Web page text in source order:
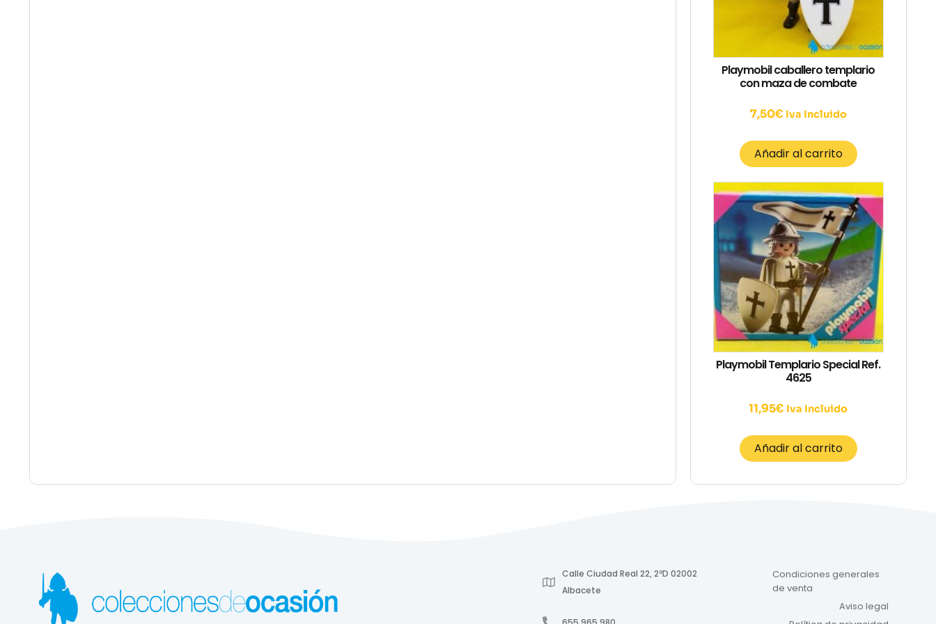
Playmobil caballero templario
con maza de combate
7,50€ Iva Incluido
Añadir al carrito
Playmobil Templario Special Ref.
4625
11,95€ Iva Incluido
Añadir al carrito
Calle Ciudad Real 22, 2ºD 02002
Albacete
Condiciones generales
de venta
Aviso legal